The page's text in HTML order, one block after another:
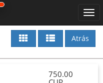
Atrás
750.00